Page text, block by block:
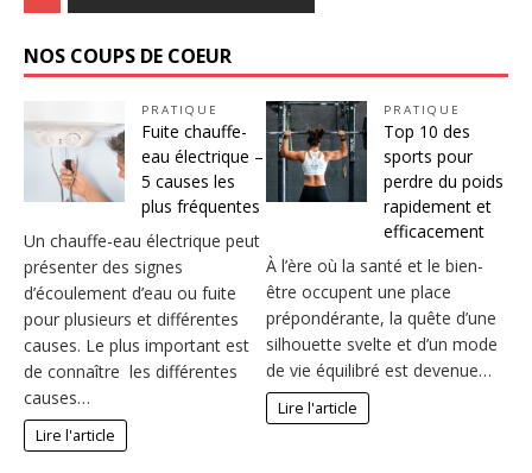
NOS COUPS DE COEUR
PRATIQUE
Fuite chauffe-
eau électrique –
5 causes les
plus fréquentes
Un chauffe-eau électrique peut
présenter des signes
d’écoulement d’eau ou fuite
pour plusieurs et différentes
causes. Le plus important est
de connaître les différentes
causes…
Lire l'article
PRATIQUE
Top 10 des
sports pour
perdre du poids
rapidement et
efficacement
À l’ère où la santé et le bien-
être occupent une place
prépondérante, la quête d’une
silhouette svelte et d’un mode
de vie équilibré est devenue…
Lire l'article